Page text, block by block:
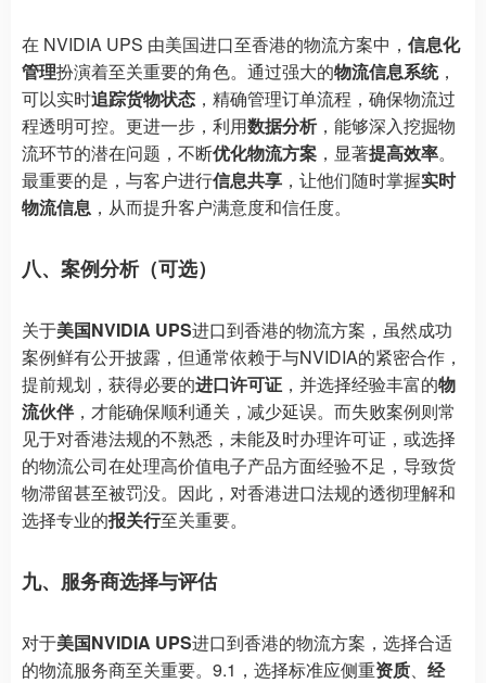
在 NVIDIA UPS 由美国进口至香港的物流方案中， 信息化
管理扮演着至关重要的角色。通过强大的物流信息系统，
可以实时追踪货物状态 ，精确管理订单流程，确保物流过
程透明可控。更进一步，利用数据分析，能够深入挖掘物
流环节的潜在问题，不断优化物流方案 ，显著提高效率。
最重要的是，与客户进行信息共享 ，让他们随时掌握实时
物流信息 ，从而提升客户满意度和信任度。
八、案例分析（可选）
关于美国NVIDIA UPS进口到香港的物流方案，虽然成功
案例鲜有公开披露，但通常依赖于与NVIDIA的紧密合作，
提前规划，获得必要的进口许可证 ，并选择经验丰富的物
流伙伴 ，才能确保顺利通关，减少延误。而失败案例则常
见于对香港法规的不熟悉，未能及时办理许可证，或选择
的物流公司在处理高价值电子产品方面经验不足，导致货
物滞留甚至被罚没。因此，对香港进口法规的透彻理解和
选择专业的报关行至关重要。
九、服务商选择与评估
对于美国NVIDIA UPS进口到香港的物流方案，选择合适
的物流服务商至关重要。9.1，选择标准应侧重资质、 经